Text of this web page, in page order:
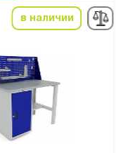
в наличии